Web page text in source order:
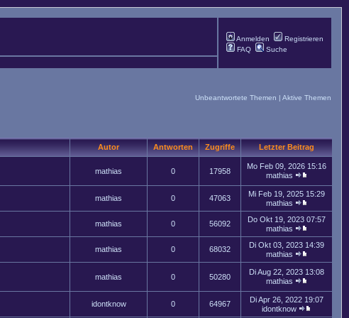
Anmelden
Registrieren
FAQ
Suche
Unbeantwortete Themen | Aktive Themen
Autor Antworten Zugriffe Letzter Beitrag
mathias 0 17958
Mo Feb 09, 2026 15:16
mathias
mathias 0 47063
Mi Feb 19, 2025 15:29
mathias
mathias 0 56092
Do Okt 19, 2023 07:57
mathias
mathias 0 68032
Di Okt 03, 2023 14:39
mathias
mathias 0 50280
Di Aug 22, 2023 13:08
mathias
idontknow 0 64967
Di Apr 26, 2022 19:07
idontknow